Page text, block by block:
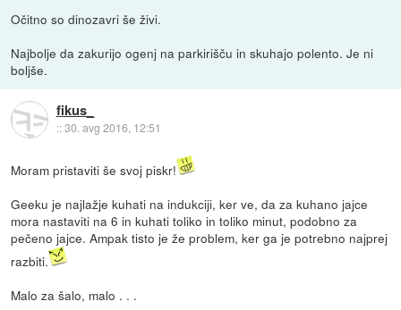
Očitno so dinozavri še živi.
Najbolje da zakurijo ogenj na parkirišču in skuhajo polento. Je ni
boljše.
fikus_
::30. avg 2016, 12:51
Moram pristaviti še svoj piskr!
Geeku je najlažje kuhati na indukciji, ker ve, da za kuhano jajce
mora nastaviti na 6 in kuhati toliko in toliko minut, podobno za
pečeno jajce. Ampak tisto je že problem, ker ga je potrebno najprej
razbiti.
Malo za šalo, malo . . .